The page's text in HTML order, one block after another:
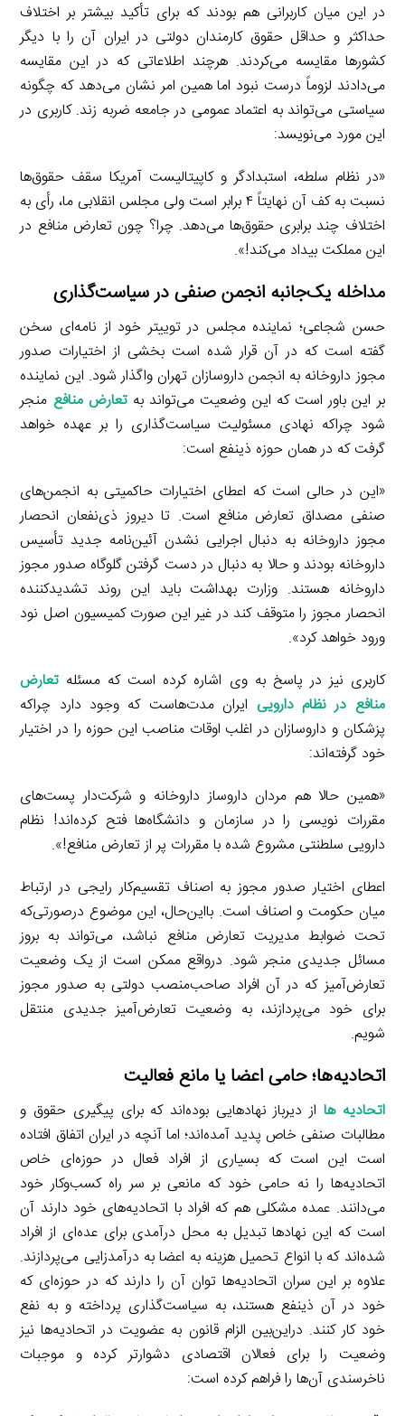
در این میان کاربرانی هم بودند که برای تأکید بیشتر بر اختلاف
حداکثر و حداقل حقوق کارمندان دولتی در ایران آن را با دیگر
کشورها مقایسه می‌کردند. هرچند اطلاعاتی که در این مقایسه
می‌دادند لزوماً درست نبود اما همین امر نشان می‌دهد که چگونه
سیاستی می‌تواند به اعتماد عمومی در جامعه ضربه زند. کاربری در
این مورد می‌نویسد:
«در نظام سلطه، استبدادگر و کاپیتالیست آمریکا سقف حقوق‌ها
نسبت به کف آن نهایتاً ۴ برابر است ولی مجلس انقلابی ما، رأی به
اختلاف چند برابری حقوق‌ها می‌دهد. چرا؟ چون تعارض منافع در
این مملکت بیداد می‌کند!».
مداخله یک‌جانبه انجمن صنفی در سیاست‌گذاری
حسن شجاعی؛ نماینده مجلس در توییتر خود از نامه‌ای سخن
گفته است که در آن قرار شده است بخشی از اختیارات صدور
مجوز داروخانه به انجمن داروسازان تهران واگذار شود. این نماینده
بر این باور است که این وضعیت می‌تواند بهتعارض منافع منجر
شود چراکه نهادی مسئولیت سیاست‌گذاری را بر عهده خواهد
گرفت که در همان حوزه ذینفع است:
«این در حالی است که اعطای اختیارات حاکمیتی به انجمن‌های
صنفی مصداق تعارض منافع است. تا دیروز ذی‌نفعان انحصار
مجوز داروخانه به دنبال اجرایی نشدن آئین‌نامه جدید تأسیس
داروخانه بودند و حالا به دنبال در دست گرفتن گلوگاه صدور مجوز
داروخانه هستند. وزارت بهداشت باید این روند تشدیدکننده
انحصار مجوز را متوقف کند در غیر این صورت کمیسیون اصل نود
ورود خواهد کرد».
کاربری نیز در پاسخ به وی اشاره کرده است که مسئله تعارض
منافع در نظام دارویی ایران مدت‌هاست که وجود دارد چراکه
پزشکان و داروسازان در اغلب اوقات مناصب این حوزه را در اختیار
خود گرفته‌اند:
«همین حالا هم مردان داروساز داروخانه و شرکت‌دار پست‌های
مقررات نویسی را در سازمان و دانشگاه‌ها فتح کرده‌اند! نظام
دارویی سلطنتی مشروع شده با مقررات پر از تعارض منافع!».
اعطای اختیار صدور مجوز به اصناف تقسیم‌کار رایجی در ارتباط
میان حکومت و اصناف است. بااین‌حال، این موضوع درصورتی‌که
تحت ضوابط مدیریت تعارض منافع نباشد، می‌تواند به بروز
مسائل جدیدی منجر شود. درواقع ممکن است از یک وضعیت
تعارض‌آمیز که در آن افراد صاحب‌منصب دولتی به صدور مجوز
برای خود می‌پردازند، به وضعیت تعارض‌آمیز جدیدی منتقل
شویم.
اتحادیه‌ها؛ حامی اعضا یا مانع فعالیت
اتحادیه ­ها از دیرباز نهادهایی بوده‌اند که برای پیگیری حقوق و
مطالبات صنفی خاص پدید آمده‌اند؛ اما آنچه در ایران اتفاق افتاده
است این است که بسیاری از افراد فعال در حوزه‌ای خاص
اتحادیه‌ها را نه حامی خود که مانعی بر سر راه کسب‌وکار خود
می‌دانند. عمده مشکلی هم که افراد با اتحادیه‌های خود دارند آن
است که این نهادها تبدیل به محل درآمدی برای عده‌ای از افراد
شده‌اند که با انواع تحمیل هزینه به اعضا به درآمدزایی می‌پردازند.
علاوه بر این سران اتحادیه‌ها توان آن را دارند که در حوزه‌ای که
خود در آن ذینفع هستند، به سیاست‌گذاری پرداخته و به نفع
خود کار کنند. دراین‌بین الزام قانون به عضویت در اتحادیه‌ها نیز
وضعیت را برای فعالان اقتصادی دشوارتر کرده و موجبات
ناخرسندی آن‌ها را فراهم کرده است: